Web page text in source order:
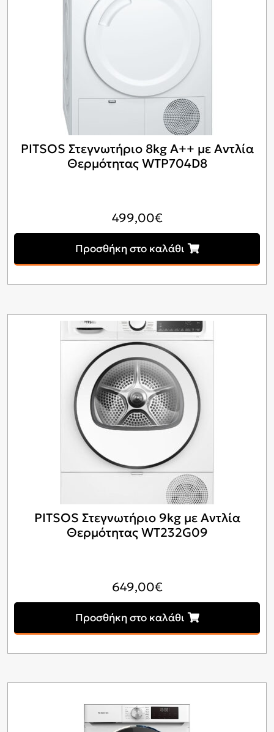
PITSOS Στεγνωτήριο 8kg A++ με Αντλία
Θερμότητας WTP704D8
499,00€
Προσθήκη στο καλάθι
PITSOS Στεγνωτήριο 9kg με Αντλία
Θερμότητας WT232G09
649,00€
Προσθήκη στο καλάθι